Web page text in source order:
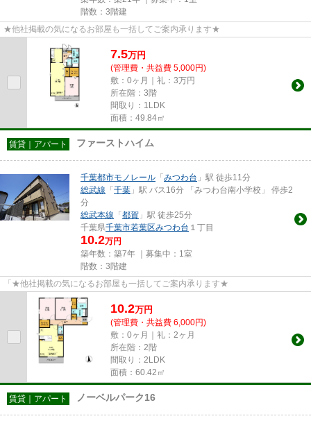
階数：3階建
★他社掲載の気になるお部屋も一括してご案内承ります★
7.5万円
(管理費・共益費 5,000円)
敷：0ヶ月｜礼：3万円
所在階：3階
間取り：1LDK
面積：49.84㎡
賃貸｜アパート ファーストハイム
千葉都市モノレール 「 みつわ台 」駅 徒歩11分
総武線 「 千葉 」駅 バス16分 「みつわ台南小学校」 停歩2
分
総武本線 「 都賀 」駅 徒歩25分
千葉県千葉市若葉区みつわ台 １丁目
10.2万円
築年数：築7年 ｜募集中： 1室
階数：3階建
「★他社掲載の気になるお部屋も一括してご案内承ります★
10.2万円
(管理費・共益費 6,000円)
敷：0ヶ月｜礼：2ヶ月
所在階：2階
間取り：2LDK
面積：60.42㎡
賃貸｜アパート ノーベルパーク16